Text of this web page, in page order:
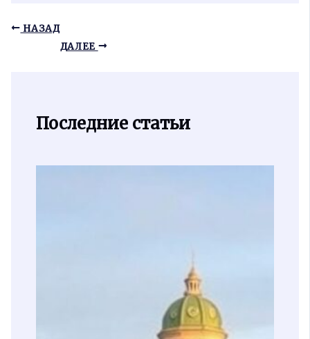
НАЗАД
ДАЛЕЕ
Последние статьи